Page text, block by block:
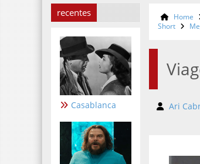
recentes
Casablanca
Home
Short
Ari